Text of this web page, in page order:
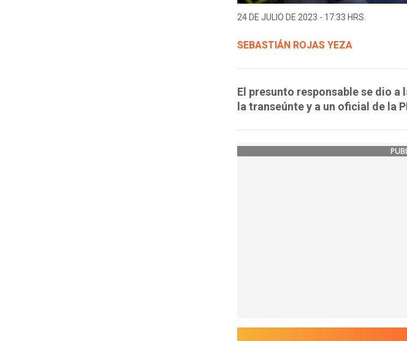
24 DE JULIO DE 2023 - 17:33 HRS.
SEBASTIÁN ROJAS YEZA
El presunto responsable se dio
la transeúnte y a un oficial de la